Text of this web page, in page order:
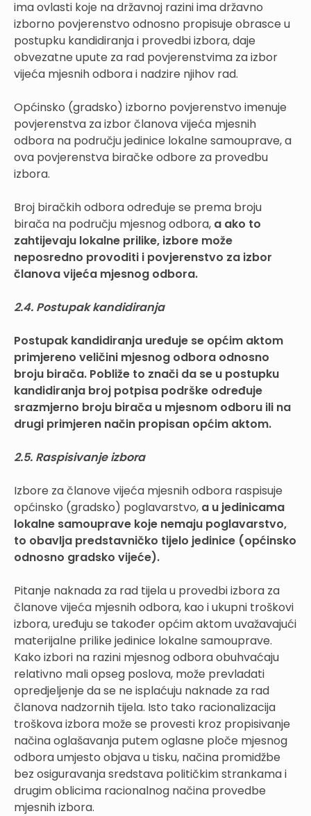
ima ovlasti koje na državnoj razini ima državno
izborno povjerenstvo odnosno propisuje obrasce u
postupku kandidiranja i provedbi izbora, daje
obvezatne upute za rad povjerenstvima za izbor
vijeća mjesnih odbora i nadzire njihov rad.
Općinsko (gradsko) izborno povjerenstvo imenuje
povjerenstva za izbor članova vijeća mjesnih
odbora na području jedinice lokalne samouprave, a
ova povjerenstva biračke odbore za provedbu
izbora.
Broj biračkih odbora određuje se prema broju
birača na području mjesnog odbora, a ako to
zahtijevaju lokalne prilike, izbore može
neposredno provoditi i povjerenstvo za izbor
članova vijeća mjesnog odbora.
2.4. Postupak kandidiranja
Postupak kandidiranja uređuje se općim aktom
primjereno veličini mjesnog odbora odnosno
broju birača. Pobliže to znači da se u postupku
kandidiranja broj potpisa podrške određuje
srazmjerno broju birača u mjesnom odboru ili na
drugi primjeren način propisan općim aktom.
2.5. Raspisivanje izbora
Izbore za članove vijeća mjesnih odbora raspisuje
općinsko (gradsko) poglavarstvo, a u jedinicama
lokalne samouprave koje nemaju poglavarstvo,
to obavlja predstavničko tijelo jedinice (općinsko
odnosno gradsko vijeće).
Pitanje naknada za rad tijela u provedbi izbora za
članove vijeća mjesnih odbora, kao i ukupni troškovi
izbora, uređuju se također općim aktom uvažavajući
materijalne prilike jedinice lokalne samouprave.
Kako izbori na razini mjesnog odbora obuhvaćaju
relativno mali opseg poslova, može prevladati
opredjeljenje da se ne isplaćuju naknade za rad
članova nadzornih tijela. Isto tako racionalizacija
troškova izbora može se provesti kroz propisivanje
načina oglašavanja putem oglasne ploče mjesnog
odbora umjesto objava u tisku, načina promidžbe
bez osiguravanja sredstava političkim strankama i
drugim oblicima racionalnog načina provedbe
mjesnih izbora.